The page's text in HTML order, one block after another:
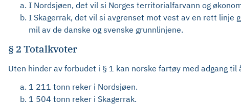
I Nordsjøen, det vil si Norges territorialfarvann og
I Skagerrak, det vil si avgrenset mot vest av en rett linje
mil av de danske og svenske grunnlinjene.
§ 2 Totalkvoter
Uten hinder av forbudet i § 1 kan norske fartøy med adgang til
1 211 tonn reker i Nordsjøen.
1 504 tonn reker i Skagerrak.